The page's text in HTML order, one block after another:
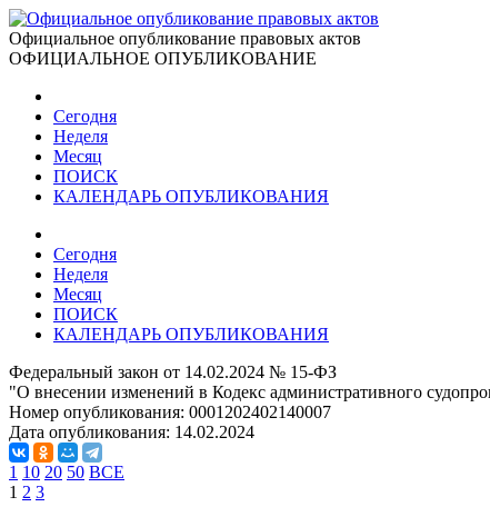
Официальное опубликование правовых актов
ОФИЦИАЛЬНОЕ ОПУБЛИКОВАНИЕ
Сегодня
Неделя
Месяц
ПОИСК
КАЛЕНДАРЬ ОПУБЛИКОВАНИЯ
Сегодня
Неделя
Месяц
ПОИСК
КАЛЕНДАРЬ ОПУБЛИКОВАНИЯ
Федеральный закон от 14.02.2024 № 15-ФЗ
"О внесении изменений в Кодекс административного
Номер опубликования: 0001202402140007
Дата опубликования: 14.02.2024
1 10 20 50 ВСЕ
1 2 3